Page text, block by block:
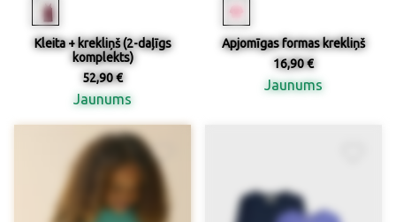
Kleita + krekliņš (2-daļīgs
komplekts)
52,90 €
Jaunums
Apjomīgas formas krekliņš
16,90 €
Jaunums